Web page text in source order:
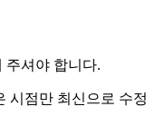
주셔야 합니다.
시점만 최신으로 수정